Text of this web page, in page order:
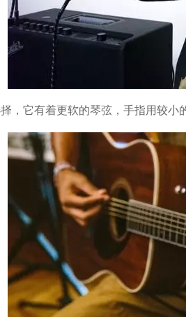
它有着更软的琴弦，手指用较小